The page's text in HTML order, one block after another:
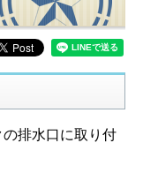
排水口に取り付